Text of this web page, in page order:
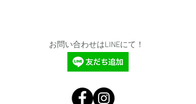
お問い合わせはLINEにて！